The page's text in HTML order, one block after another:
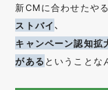
新CMに合わせたや
ストバイ、
キャンペーン認知拡
がある ということな